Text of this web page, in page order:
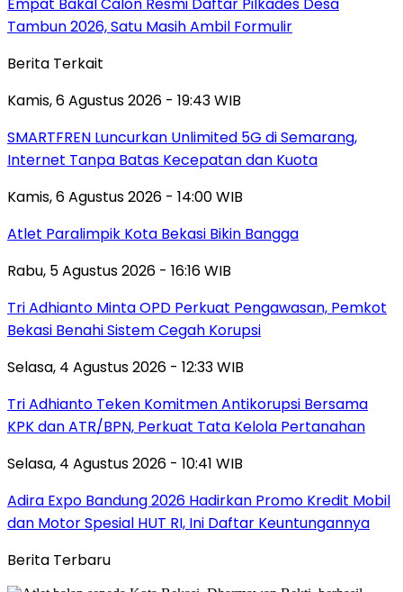
Tambun 2026, Satu Masih Ambil Formulir
Berita Terkait
Kamis, 6 Agustus 2026 - 19:43 WIB
SMARTFREN Luncurkan Unlimited 5G di Semarang,
Internet Tanpa Batas Kecepatan dan Kuota
Kamis, 6 Agustus 2026 - 14:00 WIB
Atlet Paralimpik Kota Bekasi Bikin Bangga
Rabu, 5 Agustus 2026 - 16:16 WIB
Tri Adhianto Minta OPD Perkuat Pengawasan, Pemkot
Bekasi Benahi Sistem Cegah Korupsi
Selasa, 4 Agustus 2026 - 12:33 WIB
Tri Adhianto Teken Komitmen Antikorupsi Bersama
KPK dan ATR/BPN, Perkuat Tata Kelola Pertanahan
Selasa, 4 Agustus 2026 - 10:41 WIB
Adira Expo Bandung 2026 Hadirkan Promo Kredit Mobil
dan Motor Spesial HUT RI, Ini Daftar Keuntungannya
Berita Terbaru